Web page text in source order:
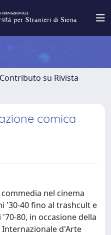
su Rivista
comica
nel cinema
'30-40 fino al trashcult e
80, in occasione della
d'Arte